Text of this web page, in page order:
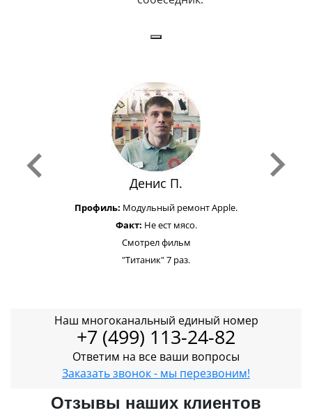
Денис П.
Профиль: Модульный ремонт Apple.
Факт: Не ест мясо.
Смотрел фильм
"Титаник" 7 раз.
Наш многоканальный единый номер
+7 (499) 113-24-82
Ответим на все ваши вопросы
Заказать звонок - мы перезвоним!
Отзывы наших клиентов